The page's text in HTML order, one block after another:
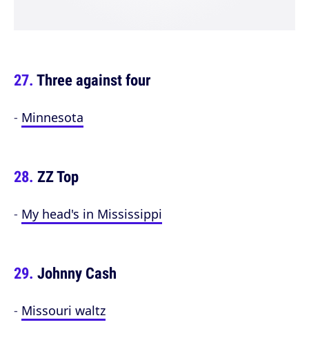
Three against four
- Minnesota
ZZ Top
- My head's in Mississippi
Johnny Cash
- Missouri waltz